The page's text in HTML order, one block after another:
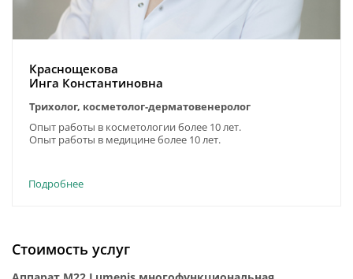
Краснощекова
Инга Константиновна
Трихолог, косметолог-дерматовенеролог
Опыт работы в косметологии более 10 лет.
Опыт работы в медицине более 10 лет.
Подробнее
Стоимость услуг